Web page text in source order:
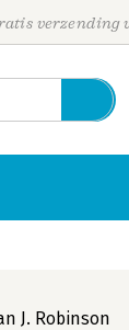
verzending
J. Robinson